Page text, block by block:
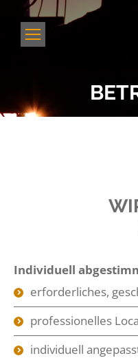
Individuell
erforderliches,
professionelles
individuell